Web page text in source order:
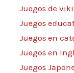
Juegos de
Juegos
Juegos en
Juegos en
Juegos